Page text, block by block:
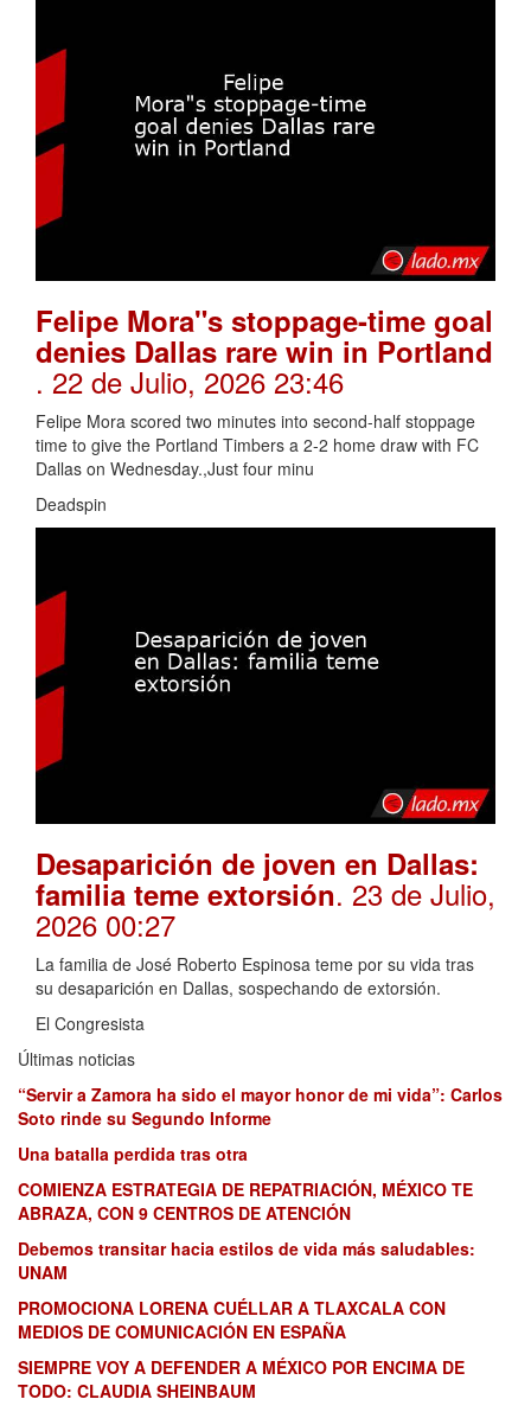
Felipe Mora"s stoppage-time goal
denies Dallas rare win in Portland
. 22 de Julio, 2026 23:46
Felipe Mora scored two minutes into second-half stoppage
time to give the Portland Timbers a 2-2 home draw with FC
Dallas on Wednesday.,Just four minu
Deadspin
Desaparición de joven en Dallas:
familia teme extorsión. 23 de Julio,
2026 00:27
La familia de José Roberto Espinosa teme por su vida tras
su desaparición en Dallas, sospechando de extorsión.
El Congresista
Últimas noticias
“Servir a Zamora ha sido el mayor honor de mi vida”: Carlos
Soto rinde su Segundo Informe
Una batalla perdida tras otra
COMIENZA ESTRATEGIA DE REPATRIACIÓN, MÉXICO TE
ABRAZA, CON 9 CENTROS DE ATENCIÓN
Debemos transitar hacia estilos de vida más saludables:
UNAM
PROMOCIONA LORENA CUÉLLAR A TLAXCALA CON
MEDIOS DE COMUNICACIÓN EN ESPAÑA
SIEMPRE VOY A DEFENDER A MÉXICO POR ENCIMA DE
TODO: CLAUDIA SHEINBAUM